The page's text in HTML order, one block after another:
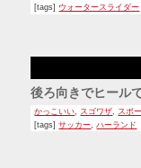
[tags] ウォータースライダー
後ろ向きでヒール
かっこいい スゴワザ スポ
[tags]サッカー ,ハーランド